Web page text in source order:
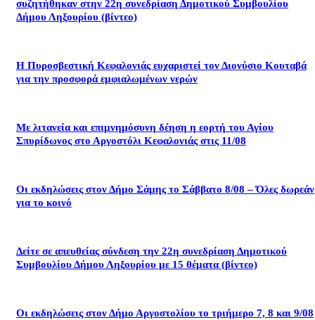
συζητήθηκαν στην 22η συνεδρίαση Δημοτικού Συμβουλίου
Δήμου Ληξουρίου (βίντεο)
Η Πυροσβεστική Κεφαλονιάς ευχαριστεί τον Διονύσιο Κουταβά
για την προσφορά εμφιαλωμένων νερών
Με λιτανεία και επιμνημόσυνη δέηση η εορτή του Αγίου
Σπυρίδωνος στο Αργοστόλι Κεφαλονιάς στις 11/08
Οι εκδηλώσεις στον Δήμο Σάμης το Σάββατο 8/08 – Όλες δωρεάν
για το κοινό
Δείτε σε απευθείας σύνδεση την 22η συνεδρίαση Δημοτικού
Συμβουλίου Δήμου Ληξουρίου με 15 θέματα (βίντεο)
Οι εκδηλώσεις στον Δήμο Αργοστολίου το τριήμερο 7, 8 και 9/08